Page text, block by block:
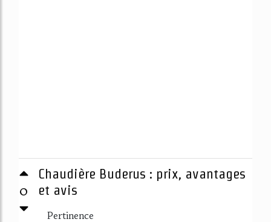
0
Chaudière Buderus : prix, avantages
et avis
Pertinence